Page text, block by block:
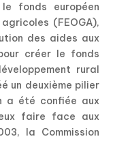
fonds européen
(FEOGA),
des aides aux
créer le fonds
rural
un deuxième pilier
a été confiée aux
faire face aux
la Commission